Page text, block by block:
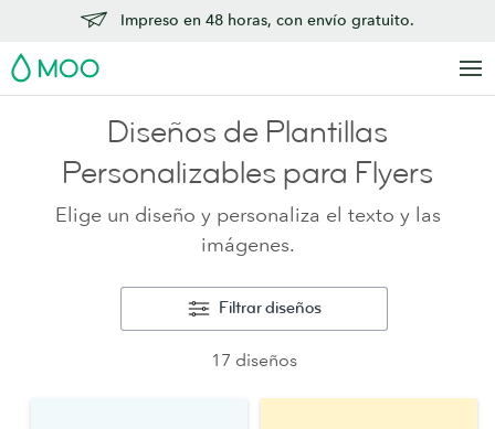
Impreso en 48 horas, con envío gratuito.
MOO
Diseños de Plantillas
Personalizables para Flyers
Elige un diseño y personaliza el texto y las
imágenes.
Filtrar diseños
17 diseños